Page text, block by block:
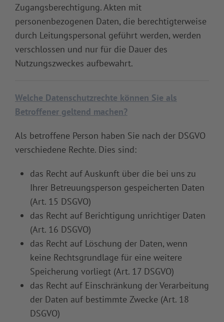
Zugangsberechtigung. Akten mit
personenbezogenen Daten, die berechtigterweise
durch Leitungspersonal geführt werden, werden
verschlossen und nur für die Dauer des
Nutzungszweckes aufbewahrt.
Welche Datenschutzrechte können Sie als
Betroffener geltend machen?
Als betroffene Person haben Sie nach der DSGVO
verschiedene Rechte. Dies sind:
das Recht auf Auskunft über die bei uns zu
Ihrer Betreuungsperson gespeicherten Daten
(Art. 15 DSGVO)
das Recht auf Berichtigung unrichtiger Daten
(Art. 16 DSGVO)
das Recht auf Löschung der Daten, wenn
keine Rechtsgrundlage für eine weitere
Speicherung vorliegt (Art. 17 DSGVO)
das Recht auf Einschränkung der Verarbeitung
der Daten auf bestimmte Zwecke (Art. 18
DSGVO)